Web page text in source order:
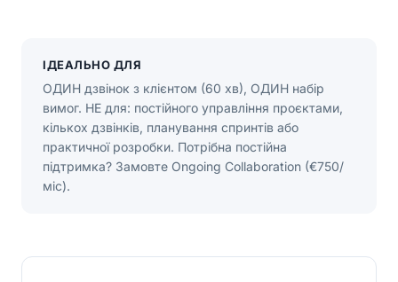
ІДЕАЛЬНО ДЛЯ
ОДИН дзвінок з клієнтом (60 хв), ОДИН набір
вимог. НЕ для: постійного управління проєктами,
кількох дзвінків, планування спринтів або
практичної розробки. Потрібна постійна
підтримка? Замовте Ongoing Collaboration (€750/
міс).